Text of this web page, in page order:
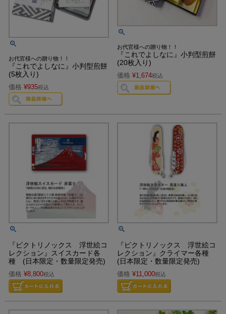
お代官様への贈り物！！
『これでよしなに』小判型煎餅
(5枚入り)
価格 ¥935税込
お代官様への贈り物！！
『これでよしなに』小判型煎餅
(20枚入り)
価格 ¥1,674税込
『ビクトリノックス 浮世絵コ
レクション』スイスカード各
種 (日本限定・数量限定発売)
価格 ¥8,800税込
『ビクトリノックス 浮世絵コ
レクション』クライマー各種
(日本限定・数量限定発売)
価格 ¥11,000税込